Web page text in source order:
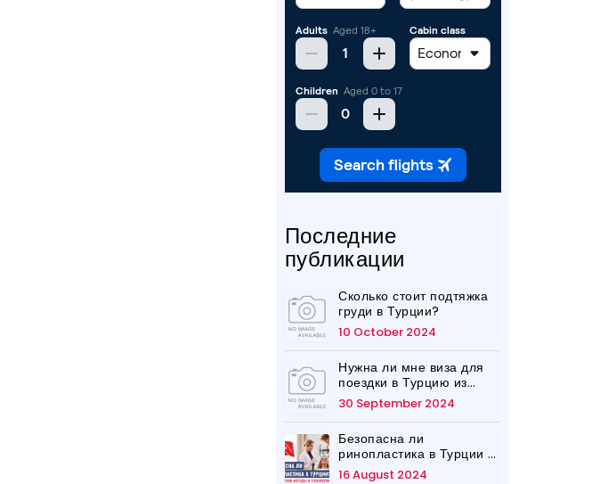
Последние
публикации
Сколько стоит подтяжка
груди в Турции?
10 October 2024
Нужна ли мне виза для
поездки в Турцию из
Великобритании?
30 September 2024
Безопасна ли
ринопластика в Турции в
2026 году?
16 August 2024